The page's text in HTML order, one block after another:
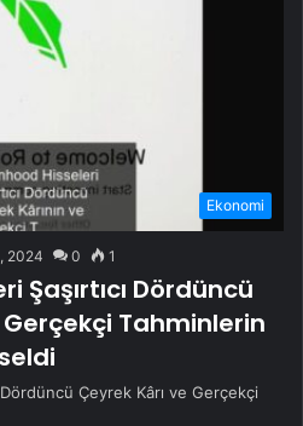
Ekonomi
2024 0 1
Şaşırtıcı Dördüncü
Gerçekçi Tahminlerin
Çeyrek Kârı ve Gerçekçi